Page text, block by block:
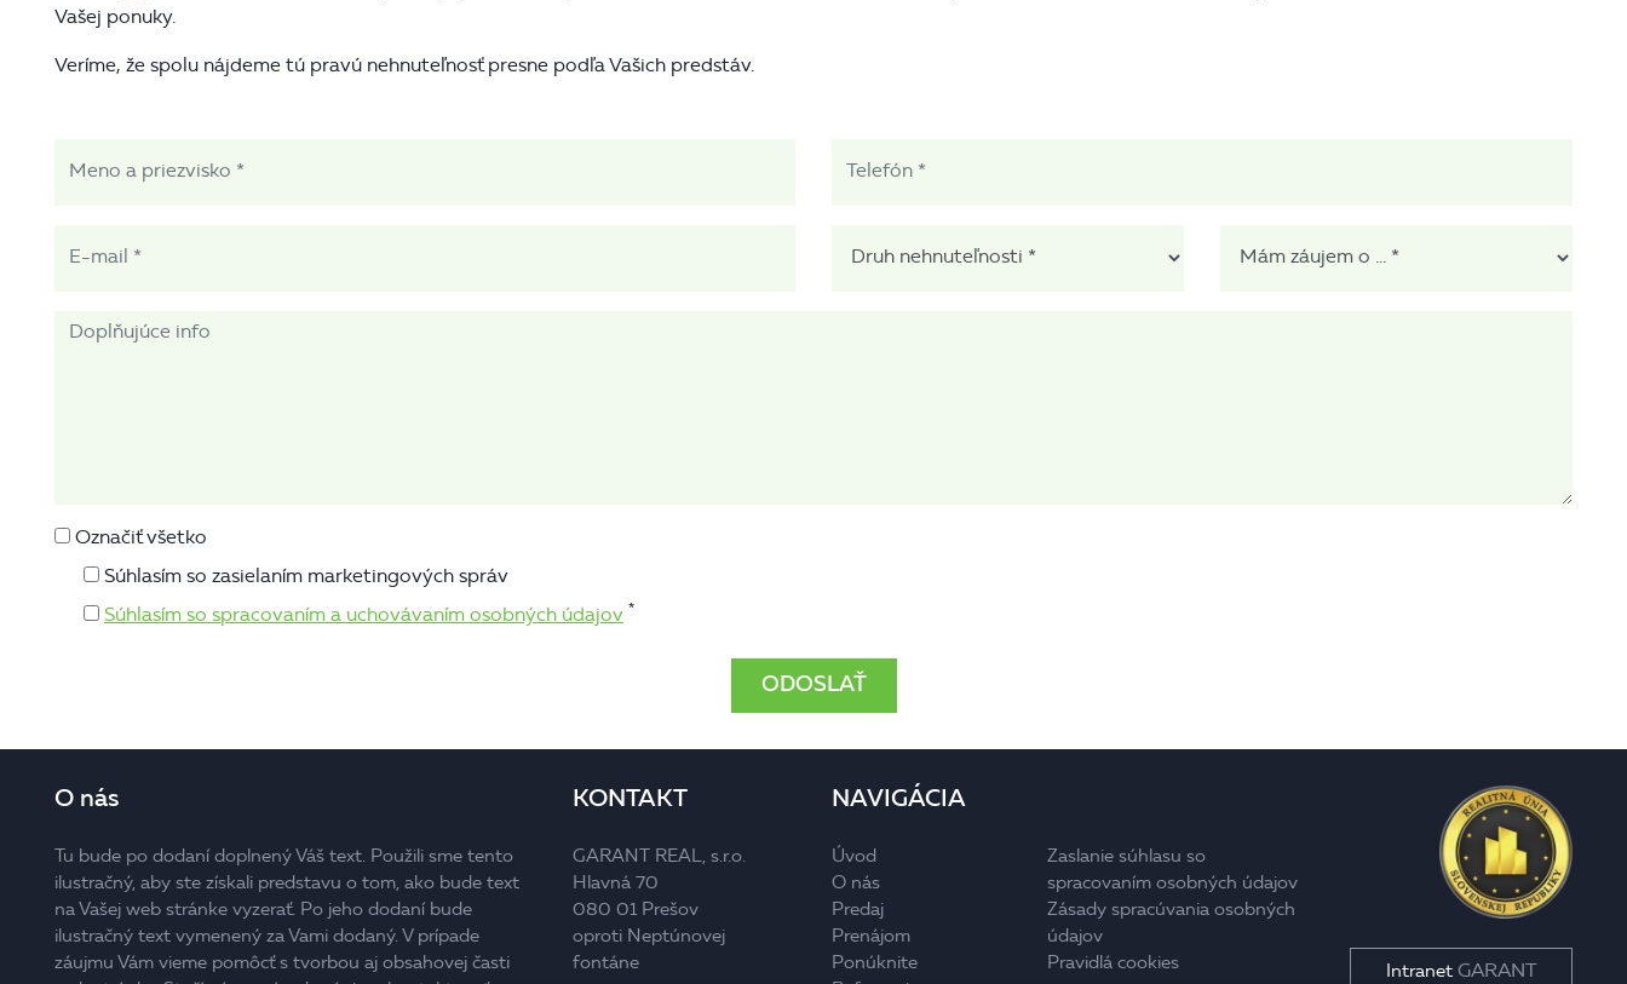
Vašej ponuky.
Veríme, že spolu nájdeme tú pravú nehnuteľnosť presne podľa Vašich predstáv.
Označiť všetko
Súhlasím so zasielaním marketingových správ
Súhlasím so spracovaním a uchovávaním osobných údajov *
O nás
Tu bude po dodaní doplnený Váš text. Použili sme tento
ilustračný, aby ste získali predstavu o tom, ako bude text
na Vašej web stránke vyzerať. Po jeho dodaní bude
ilustračný text vymenený za Vami dodaný. V prípade
záujmu Vám vieme pomôcť s tvorbou aj obsahovej časti
KONTAKT
GARANT REAL, s.r.o.
Hlavná 70
080 01 Prešov
oproti Neptúnovej
fontáne
NAVIGÁCIA
Úvod
O nás
Predaj
Prenájom
Ponúknite
Zaslanie súhlasu so
spracovaním osobných údajov
Zásady spracúvania osobných
údajov
Pravidlá cookies
Intranet GARANT